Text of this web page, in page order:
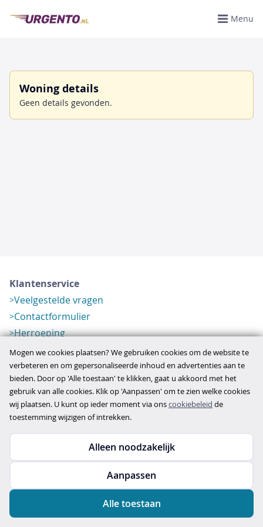
Menu
Woning details
Geen details gevonden.
Klantenservice
Veelgestelde vragen
Contactformulier
Herroeping
Over ons
Bedrijfsgegevens
Werkwijze
Overzichten
Verlopen aanbod
Copyright © 2026
privacy- en cookiebeleid
Mogen we cookies plaatsen? We gebruiken cookies om de website te
verbeteren en om gepersonaliseerde inhoud en advertenties aan te
bieden. Door op 'Alle toestaan' te klikken, gaat u akkoord met het
gebruik van alle cookies. Klik op 'Aanpassen' om te zien welke cookies
wij plaatsen. U kunt op ieder moment via onscookiebeleid de
toestemming wijzigen of intrekken.
Alleen noodzakelijk
Aanpassen
Alle toestaan